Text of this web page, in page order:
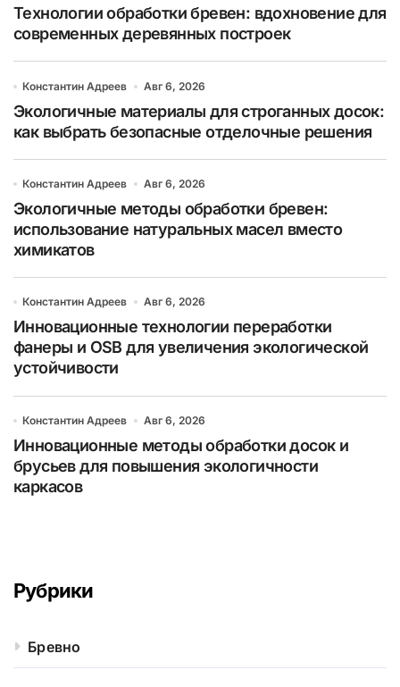
Технологии обработки бревен: вдохновение для
современных деревянных построек
Константин Адреев Авг 6, 2026
Экологичные материалы для строганных досок:
как выбрать безопасные отделочные решения
Константин Адреев Авг 6, 2026
Экологичные методы обработки бревен:
использование натуральных масел вместо
химикатов
Константин Адреев Авг 6, 2026
Инновационные технологии переработки
фанеры и OSB для увеличения экологической
устойчивости
Константин Адреев Авг 6, 2026
Инновационные методы обработки досок и
брусьев для повышения экологичности
каркасов
Рубрики
Бревно